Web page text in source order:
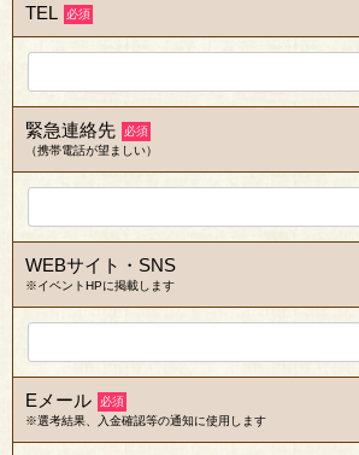
TEL 必須
緊急連絡先
必須
（携帯電話が望ましい）
WEBサイト・SNS
※イベントHPに掲載します
Eメール
必須
※選考結果、入金確認等の通知に使用します